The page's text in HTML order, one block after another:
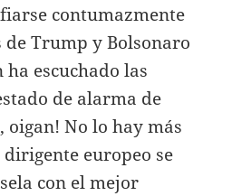
contumazmente
Trump y Bolsonaro
escuchado las
de alarma de
oigan! No lo hay más
europeo se
con el mejor